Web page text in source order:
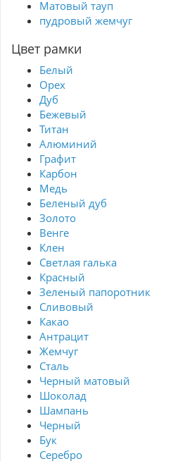
Матовый тауп
пудровый жемчуг
Цвет рамки
Белый
Орех
Дуб
Бежевый
Титан
Алюминий
Графит
Карбон
Медь
Беленый дуб
Золото
Венге
Клен
Светлая галька
Красный
Зеленый папоротник
Сливовый
Какао
Антрацит
Жемчуг
Сталь
Черный матовый
Шоколад
Шампань
Черный
Бук
Серебро